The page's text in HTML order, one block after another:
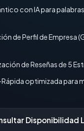
con IA para
de Perfil de Empresa
de Reseñas de 5
optimizada para
Disponibilidad